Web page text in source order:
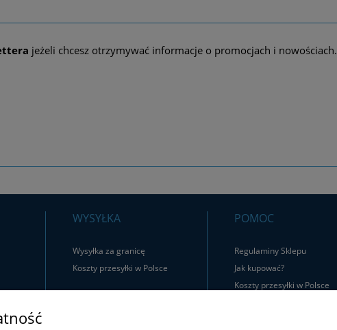
jeżeli chcesz otrzymywać informacje o promocjach i nowościach.
WYSYŁKA
Wysyłka za granicę
Koszty przesyłki w Polsce
POMOC
Regulaminy Sklepu
Jak kupować?
Koszty przesyłki w Polsce